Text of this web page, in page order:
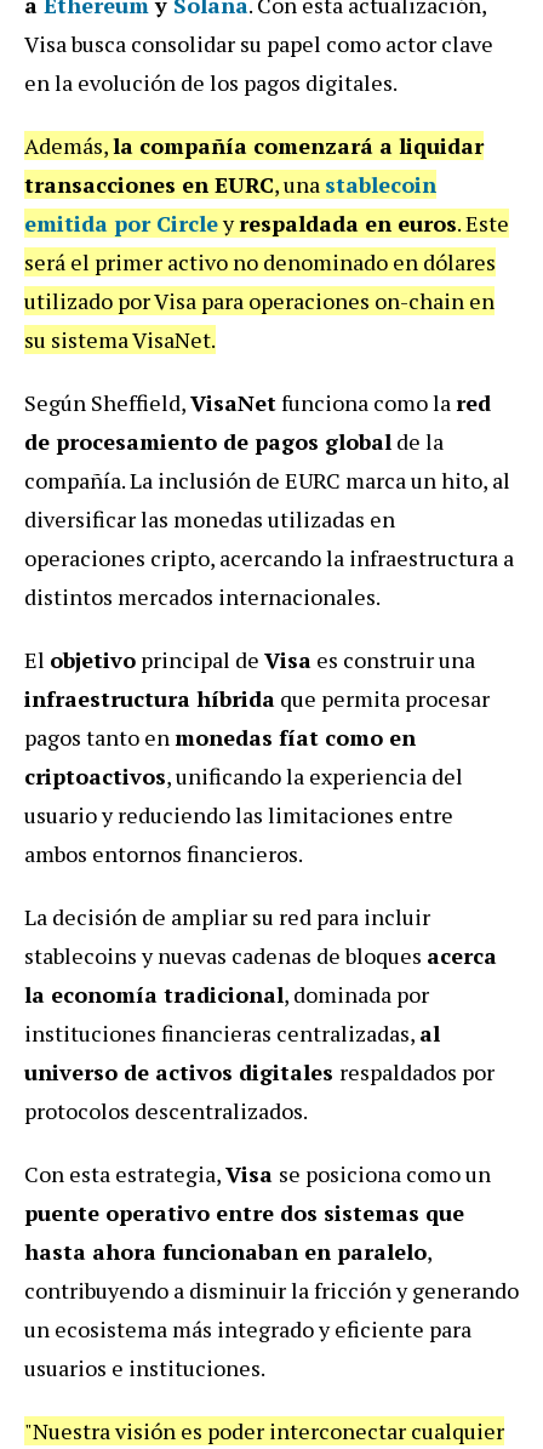
Visa busca consolidar su papel como actor clave
en la evolución de los pagos digitales.
Además,la compañía comenzará a liquidar
transacciones en EURC, una stablecoin
emitida por Circleyrespaldada en euros. Este
será el primer activo no denominado en dólares
utilizado por Visa para operaciones on-chain en
su sistema VisaNet.
Según Sheffield,VisaNetfunciona como lared
de procesamiento de pagos global de la
compañía. La inclusión de EURC marca un hito, al
diversificar las monedas utilizadas en
operaciones cripto, acercando la infraestructura a
distintos mercados internacionales.
El objetivo principal de Visa es construir una
infraestructura híbrida que permita procesar
pagos tanto enmonedas fíat como en
criptoactivos, unificando la experiencia del
usuario y reduciendo las limitaciones entre
ambos entornos financieros.
La decisión de ampliar su red para incluir
stablecoins y nuevas cadenas de bloques acerca
la economía tradicional, dominada por
instituciones financieras centralizadas, al
universo de activos digitales respaldados por
protocolos descentralizados.
Con esta estrategia,Visa se posiciona como un
puente operativo entre dos sistemas que
hasta ahora funcionaban en paralelo,
contribuyendo a disminuir la fricción y generando
un ecosistema más integrado y eficiente para
usuarios e instituciones.
"Nuestra visión es poder interconectar cualquier